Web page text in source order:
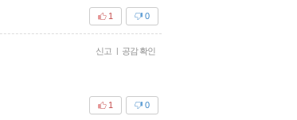
0
1
신고 | 공감 확인
0
1